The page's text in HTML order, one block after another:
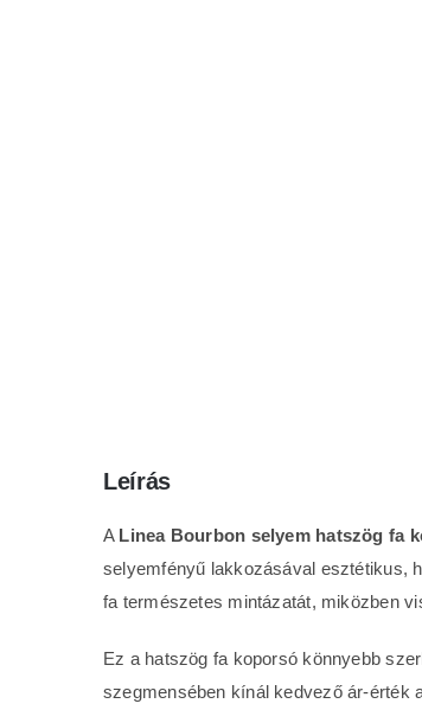
Leírás
A Linea Bourbon selyem hatszög fa
selyemfényű lakkozásával esztétikus,
fa természetes mintázatát, miközben
Ez a hatszög fa koporsó könnyebb
szegmensében kínál kedvező ár-érték